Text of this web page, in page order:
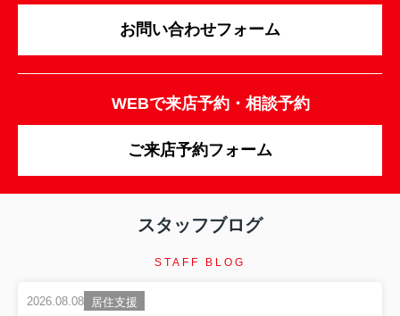
お問い合わせフォーム
WEBで来店予約・相談予約
ご来店予約フォーム
スタッフブログ
STAFF BLOG
2026.08.08 居住支援